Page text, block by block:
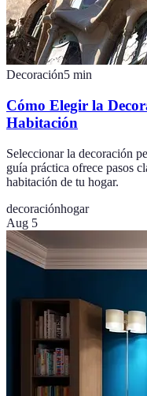
Decoración5 min
Cómo Elegir la
Habitación
Seleccionar la decoración
guía práctica ofrece pasos
habitación de tu hogar.
decoraciónhogar
Aug 5